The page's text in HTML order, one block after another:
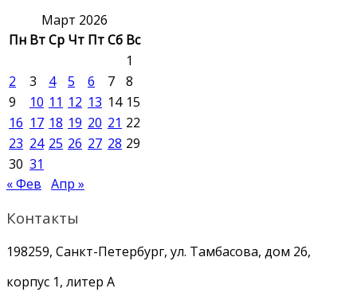
Март 2026
Пн ВтСр Чт ПтСб Вс
1
2
3 4 5 6 7
8
9
10 11 12 13 14 15
16 17 18 19 20 21 22
23 24 25 26 27 28 29
30 31
« Фев Апр »
Контакты
198259, Санкт-Петербург, ул. Тамбасова, дом 26,
корпус 1, литер А